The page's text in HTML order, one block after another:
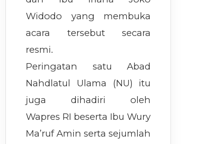
Widodo yang membuka
acara tersebut secara
resmi.
Peringatan satu Abad
Nahdlatul Ulama (NU) itu
juga dihadiri oleh
Wapres RI beserta Ibu Wury
Ma’ruf Amin serta sejumlah